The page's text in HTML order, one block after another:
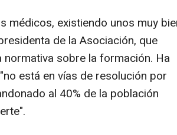
médicos, existiendo unos muy
de la Asociación, que
sobre la formación. Ha
está en vías de resolución por
al 40% de la población